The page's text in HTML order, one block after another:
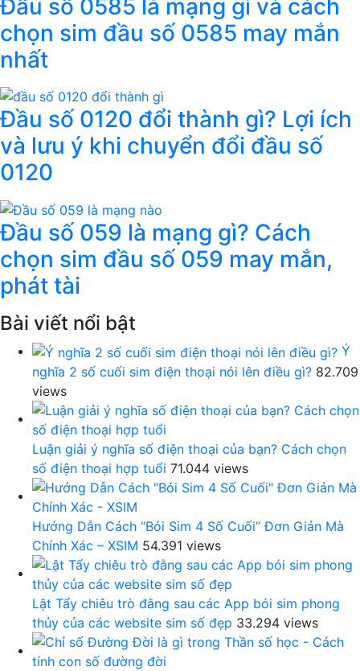
Đầu số 0585 là mạng gì và cách
chọn sim đầu số 0585 may mắn
nhất
Đầu số 0120 đổi thành gì? Lợi ích
và lưu ý khi chuyển đổi đầu số
0120
Đầu số 059 là mạng gì? Cách
chọn sim đầu số 059 may mắn,
phát tài
Bài viết nổi bật
Ý
nghĩa 2 số cuối sim điện thoại nói lên điều gì? 82.709
views
Luận giải ý nghĩa số điện thoại của bạn? Cách chọn
số điện thoại hợp tuổi 71.044 views
Hướng Dẫn Cách “Bói Sim 4 Số Cuối” Đơn Giản Mà
Chính Xác – XSIM 54.391 views
Lật Tẩy chiêu trò đằng sau các App bói sim phong
thủy của các website sim số đẹp 33.294 views